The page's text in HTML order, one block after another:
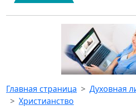
Главная страница
Духовная
Христианство